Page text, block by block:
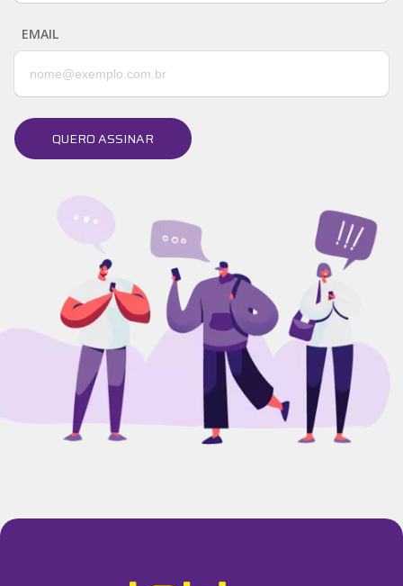
EMAIL
QUERO ASSINAR